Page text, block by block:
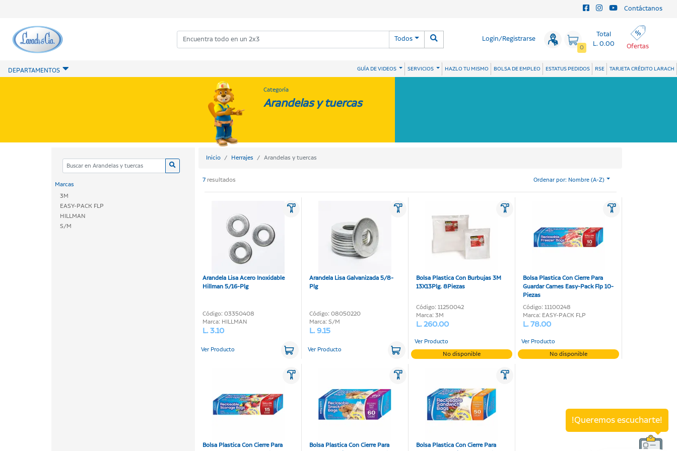
Contáctanos
Todos Login/Registrarse
0
Total
L. 0.00
Ofertas
DEPARTAMENTOS GUÍA DE VIDEOS SERVICIOS HAZLO TU MISMO BOLSA DE EMPLEO ESTATUS PEDIDOS RSE TARJETA CRÉDITO LARACH
Categoría
Arandelas y tuercas
Marcas
3M
EASY-PACK FLP
HILLMAN
S/M
Inicio Herrajes Arandelas y tuercas
7 resultados Ordenar por: Nombre (A-Z)
Arandela Lisa Acero Inoxidable
Hillman 5/16-Plg
Código: 03350408
Marca: HILLMAN
L. 3.10
Ver Producto
Arandela Lisa Galvanizada 5/8-
Plg
Código: 08050220
Marca: S/M
L. 9.15
Ver Producto
Bolsa Plastica Con Burbujas 3M
13X13Plg. 8Piezas
Código: 11250042
Marca: 3M
L. 260.00
Ver Producto
No disponible
Bolsa Plastica Con Cierre Para
Guardar Carnes Easy-Pack Flp 10-
Piezas
Código: 11100248
Marca: EASY-PACK FLP
L. 78.00
Ver Producto
No disponible
Bolsa Plastica Con Cierre Para
Bolsa Plastica Con Cierre Para
Bolsa Plastica Con Cierre Para
!Queremos escucharte!